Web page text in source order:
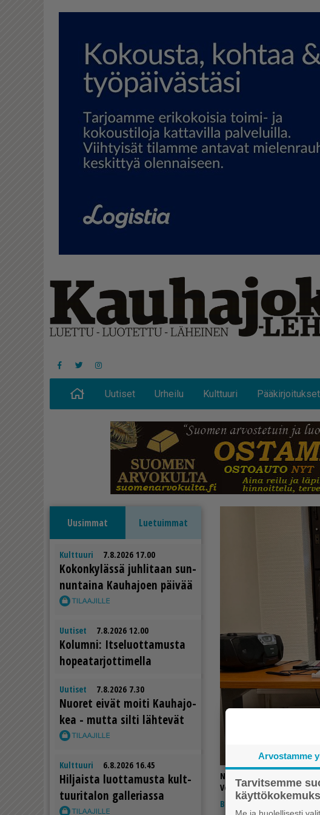
Uutiset Urheilu Kulttuuri Pääkirjoitukset
Uusimmat Luetuimmat
Kulttuuri 7.8.2026 17.00
Ko­kon­ky­läs­sä juh­li­taan sun­
nun­tai­na Kau­ha­jo­en päi­vää
Uutiset 7.8.2026 12.00
Ko­lum­ni: It­se­luot­ta­mus­ta
ho­pe­a­tar­jot­ti­mel­la
Uutiset 7.8.2026 7.30
Nuo­ret ei­vät moi­ti Kau­ha­jo­
kea - mut­ta sil­ti läh­te­vät
Kulttuuri 6.8.2026 16.45
Hil­jais­ta luot­ta­mus­ta kult­
tuu­ri­ta­lon gal­le­ri­as­sa
Noora Peuralan mukaan
Venla Viskari
Blogi
9.10.2025 7.00
Arvostamme
Tarvitsemme
Me ja huolellisesti